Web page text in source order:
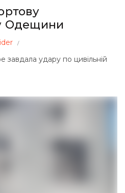
Одещини
удару по цивільній